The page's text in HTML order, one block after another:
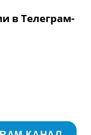
в Телеграм-